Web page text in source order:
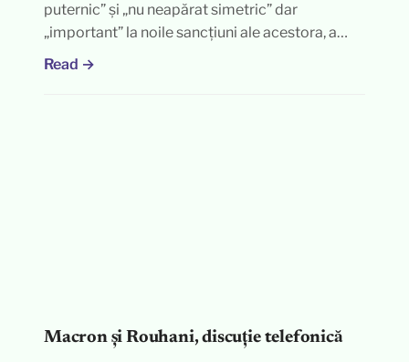
puternic” și „nu neapărat simetric” dar
„important” la noile sancțiuni ale acestora, a…
Read →
Macron și Rouhani, discuție telefonică